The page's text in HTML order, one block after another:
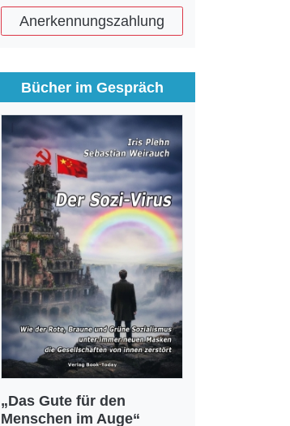
Anerkennungszahlung
Bücher im Gespräch
„Das Gute für den
Menschen im Auge“